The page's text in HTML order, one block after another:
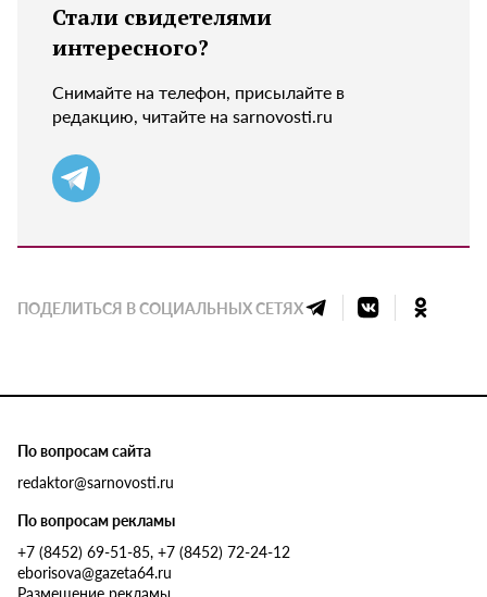
Стали свидетелями
интересного?
Снимайте на телефон, присылайте в
редакцию, читайте на sarnovosti.ru
ПОДЕЛИТЬСЯ В СОЦИАЛЬНЫХ СЕТЯХ
По вопросам сайта
redaktor@sarnovosti.ru
По вопросам рекламы
+7 (8452) 69-51-85, +7 (8452) 72-24-12
eborisova@gazeta64.ru
Размещение рекламы